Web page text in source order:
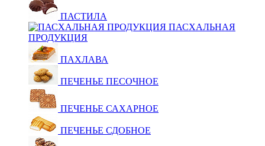
ПАСТИЛА
ПАСХАЛЬНАЯ
ПРОДУКЦИЯ
ПАХЛАВА
ПЕЧЕНЬЕ ПЕСОЧНОЕ
ПЕЧЕНЬЕ САХАРНОЕ
ПЕЧЕНЬЕ СДОБНОЕ